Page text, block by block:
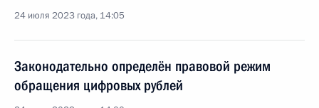
24 июля 2023 года, 14:05
Законодательно определён правовой режим
обращения цифровых рублей